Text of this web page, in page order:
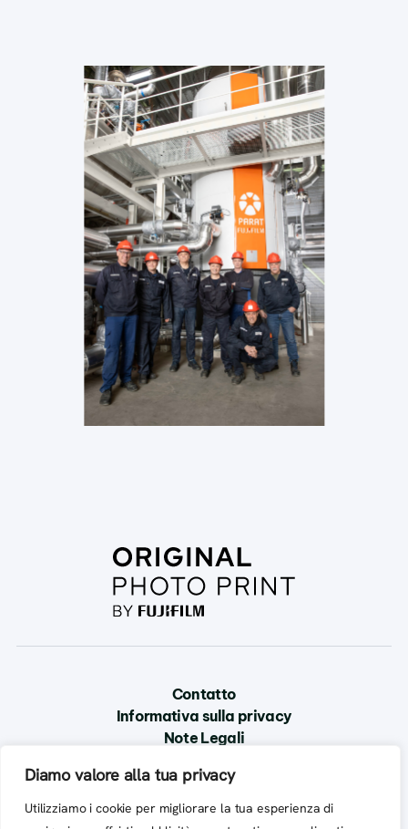
Diamo valore alla tua privacy
Utilizziamo i cookie per migliorare la tua esperienza di
Contatto
Informativa sulla privacy
Note Legali